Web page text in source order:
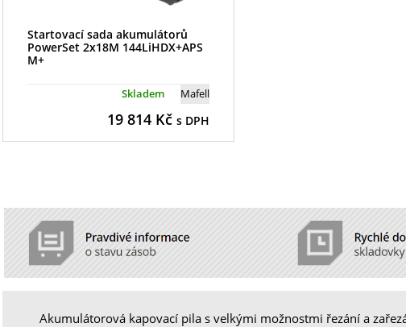
Startovací sada akumulátorů
PowerSet 2x18M 144LiHDX+APS
M+
Mafell
Skladem
19 814Kč s DPH
Akumulátorová kapovací pila s velkými možnostmi řezání a